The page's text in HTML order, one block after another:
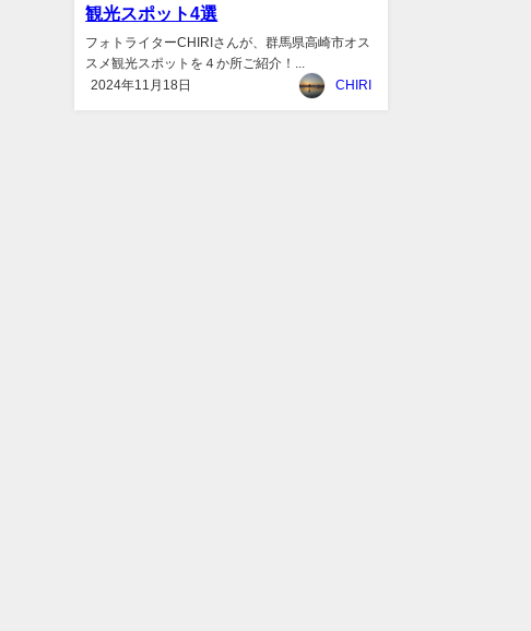
観光スポット4選
フォトライターCHIRIさんが、群馬県高崎市オス
スメ観光スポットを４か所ご紹介！...
2024年11月18日
CHIRI